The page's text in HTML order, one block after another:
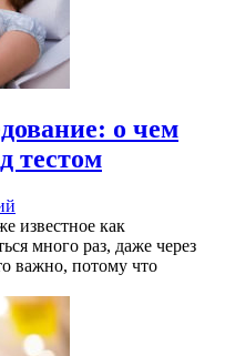
о чем
тестом
известное как
много раз, даже через
важно, потому что